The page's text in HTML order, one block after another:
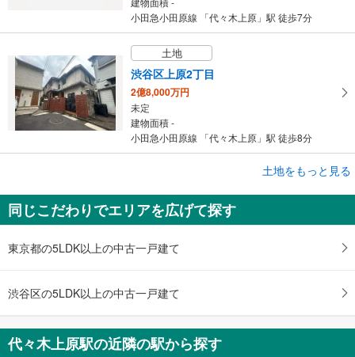
小田急小田原線 「代々木上原」駅 徒歩7分
土地
渋谷区上原2丁目
2億8,000万円
未定
建物面積 -
小田急小田原線 「代々木上原」駅 徒歩8分
渋谷区上原1丁目
2億5,900万円
未定
建物面積 -
東京メトロ千代田線 「代々木上原」駅 徒歩4分
土地をもっと見る
同じこだわりでエリアを広げて探す
東京都の5LDK以上の中古一戸建て
渋谷区の5LDK以上の中古一戸建て
代々木上原駅の近隣の駅から探す